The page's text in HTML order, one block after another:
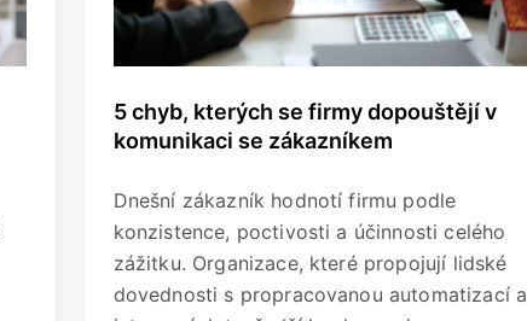
5 chyb, kterých se firmy dopouštějí v
komunikaci se zákazníkem
Dnešní zákazník hodnotí firmu podle
konzistence, poctivosti a účinnosti celého
zážitku. Organizace, které propojují lidské
dovednosti s propracovanou automatizací a